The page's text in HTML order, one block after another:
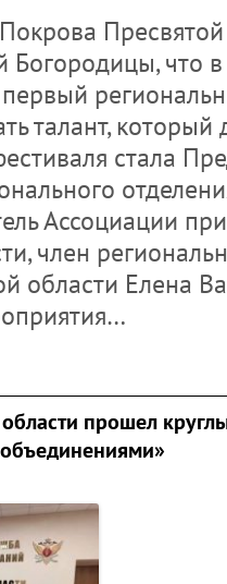
Богородицы, что
талант, который
стала
Ассоциации
член
области Елена
прошел